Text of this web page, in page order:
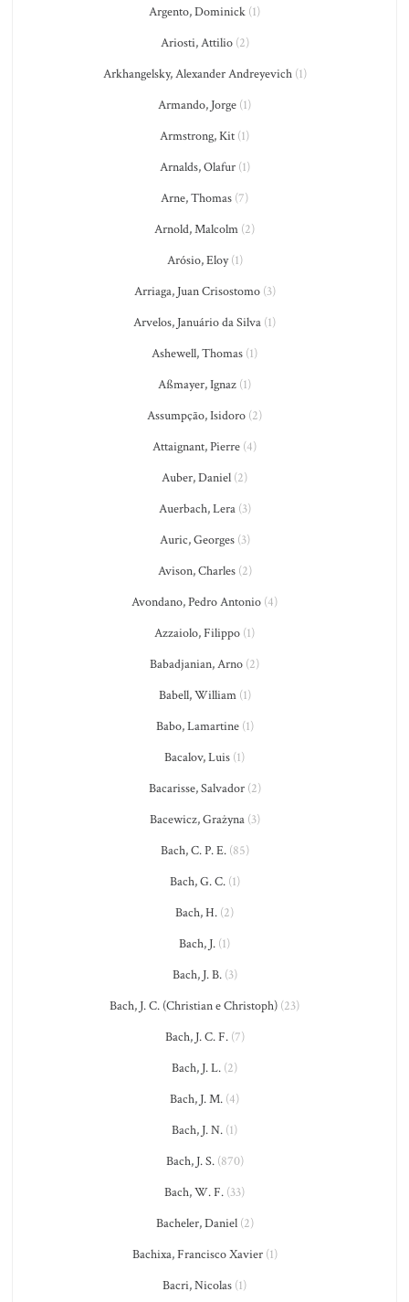
Argento, Dominick (1)
Ariosti, Attilio(2)
Arkhangelsky, Alexander Andreyevich(1)
Armando, Jorge (1)
Armstrong, Kit (1)
Arnalds, Olafur(1)
Arne, Thomas (7)
Arnold, Malcolm (2)
Arósio, Eloy(1)
Arriaga, Juan Crisostomo(3)
Arvelos, Januário da Silva (1)
Ashewell, Thomas (1)
Aßmayer, Ignaz (1)
Assumpção, Isidoro (2)
Attaignant, Pierre (4)
Auber, Daniel (2)
Auerbach, Lera(3)
Auric, Georges(3)
Avison, Charles(2)
Avondano, Pedro Antonio (4)
Azzaiolo, Filippo (1)
Babadjanian, Arno (2)
Babell, William(1)
Babo, Lamartine(1)
Bacalov, Luis (1)
Bacarisse, Salvador(2)
Bacewicz, Grażyna(3)
Bach, C. P. E.(85)
Bach, G. C.(1)
Bach, H. (2)
Bach, J. (1)
Bach, J. B.(3)
Bach, J. C. (Christian e Christoph) (23)
Bach, J. C. F.(7)
Bach, J. L. (2)
Bach, J. M. (4)
Bach, J. N. (1)
Bach, J. S.(870)
Bach, W. F. (33)
Bacheler, Daniel(2)
Bachixa, Francisco Xavier(1)
Bacri, Nicolas (1)